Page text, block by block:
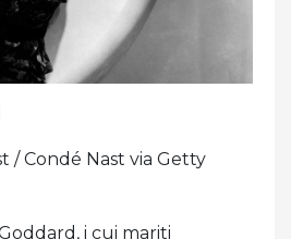
/ Condé Nast via Getty
i cui mariti